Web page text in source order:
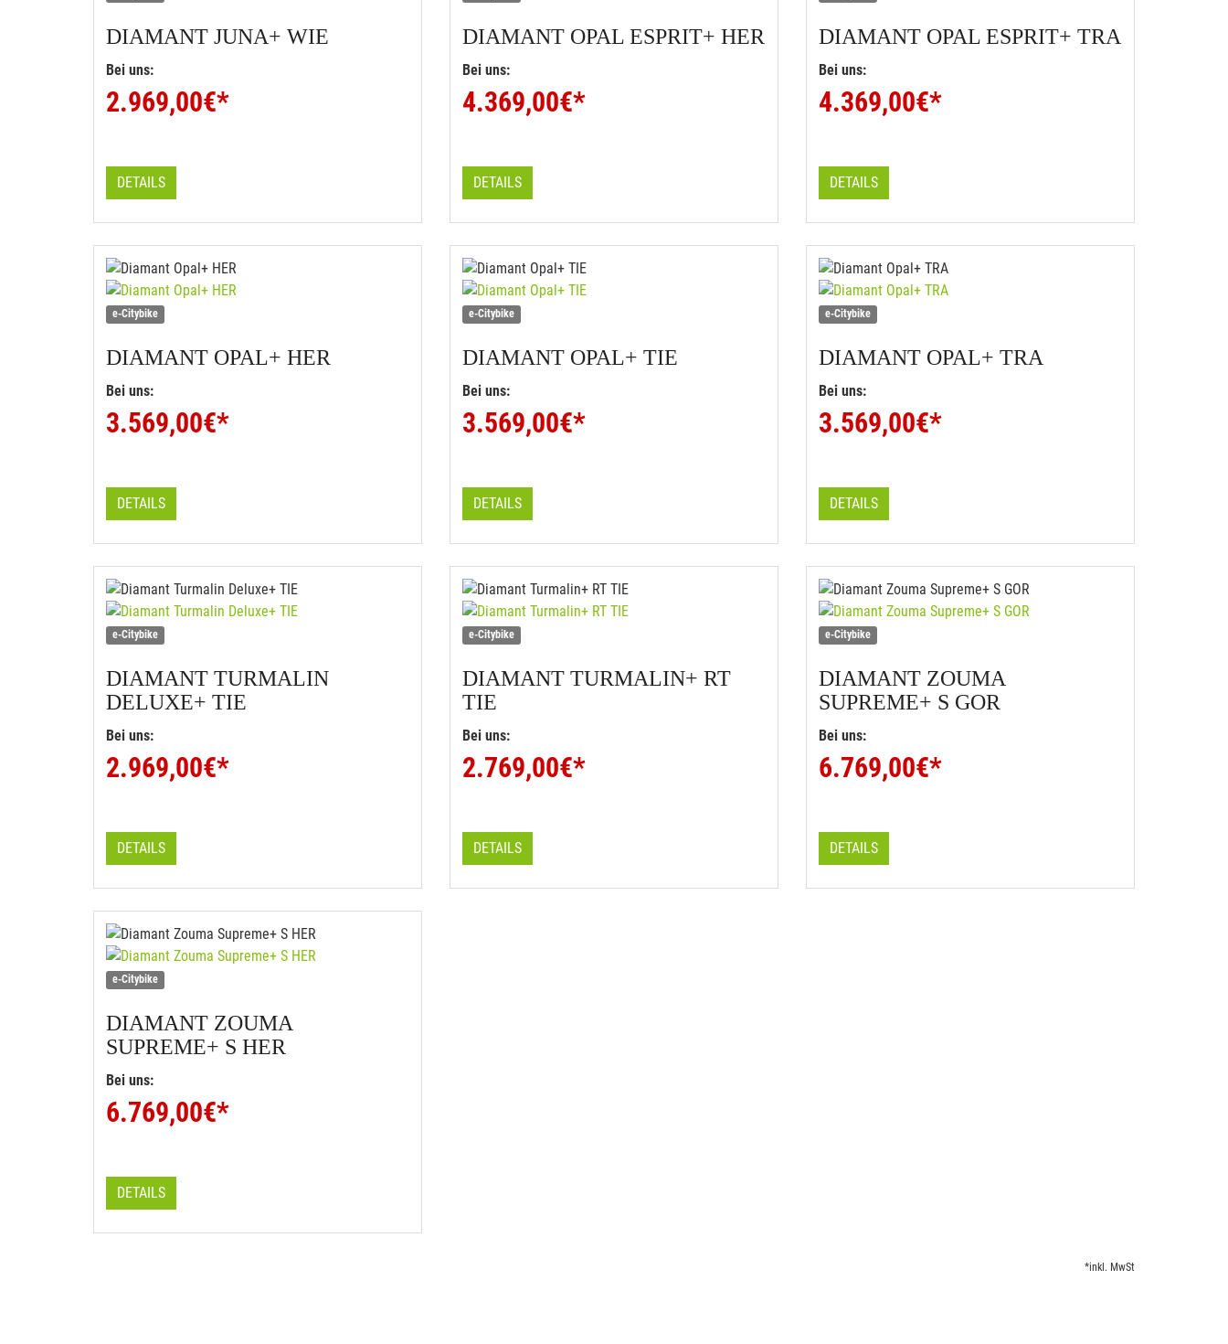
DIAMANT JUNA+ WIE
Bei uns:
2.969,00€*
DETAILS
DIAMANT OPAL ESPRIT+ HER
Bei uns:
4.369,00€*
DETAILS
DIAMANT OPAL ESPRIT+ TRA
Bei uns:
4.369,00€*
DETAILS
e-Citybike
DIAMANT OPAL+ HER
Bei uns:
3.569,00€*
DETAILS
e-Citybike
DIAMANT OPAL+ TIE
Bei uns:
3.569,00€*
DETAILS
e-Citybike
DIAMANT OPAL+ TRA
Bei uns:
3.569,00€*
DETAILS
e-Citybike
DIAMANT TURMALIN
DELUXE+ TIE
Bei uns:
2.969,00€*
DETAILS
e-Citybike
DIAMANT TURMALIN+ RT
TIE
Bei uns:
2.769,00€*
DETAILS
e-Citybike
DIAMANT ZOUMA
SUPREME+ S GOR
Bei uns:
6.769,00€*
DETAILS
e-Citybike
DIAMANT ZOUMA
SUPREME+ S HER
Bei uns:
6.769,00€*
DETAILS
*inkl. MwSt